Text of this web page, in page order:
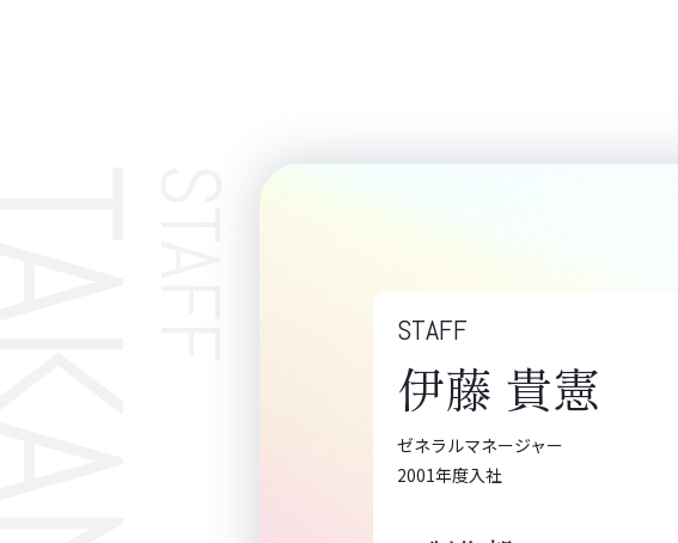
STAFF
伊藤 貴憲
ゼネラルマネージャー
2001年度入社